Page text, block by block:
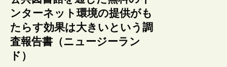
ンターネット環境の提供がも
たらす効果は大きいという調
査報告書（ニュージーラン
ド）